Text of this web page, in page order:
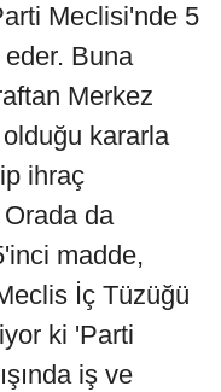
Meclisi'nde 5
Buna
Merkez
kararla
ihraç
da
madde,
İç Tüzüğü
ki 'Parti
iş ve